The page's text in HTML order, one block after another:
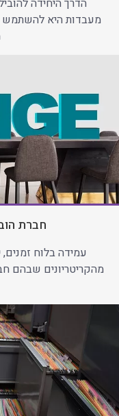
הדרך היחידה
מעבדות היא להשתמש
חברת
עמידה בלוח זמנים,
מהקריטריונים שבהם